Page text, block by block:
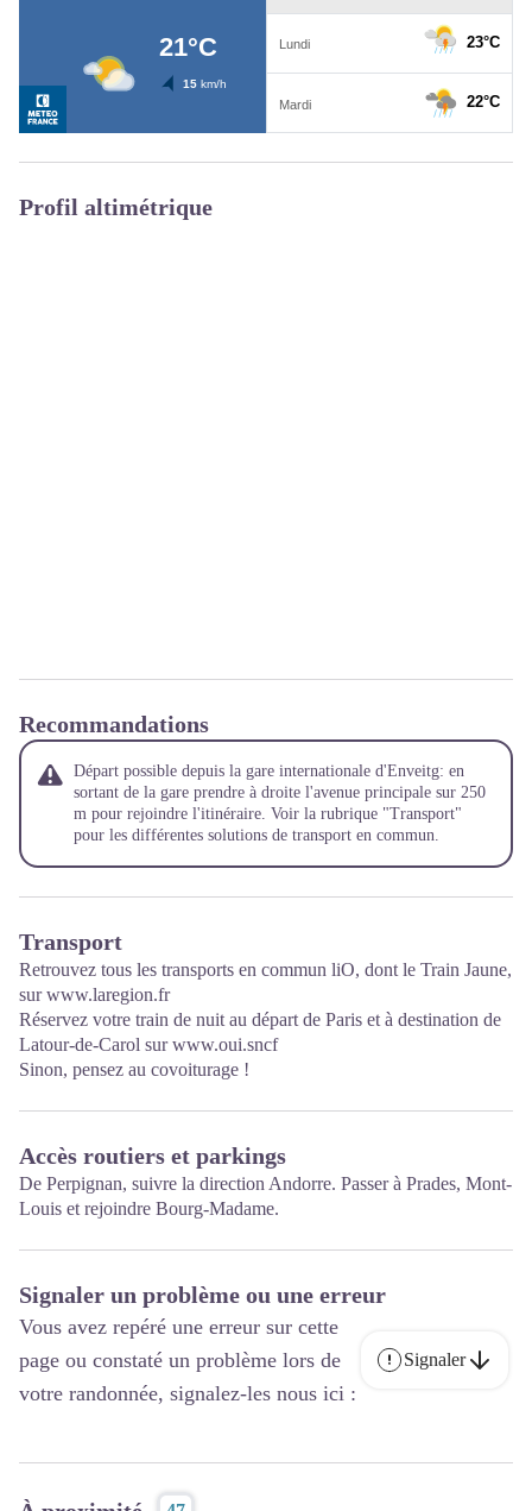
Profil altimétrique
Recommandations
Départ possible depuis la gare internationale d'Enveitg: en
sortant de la gare prendre à droite l'avenue principale sur 250
m pour rejoindre l'itinéraire. Voir la rubrique "Transport"
pour les différentes solutions de transport en commun.
Transport
Retrouvez tous les transports en commun liO, dont le Train Jaune,
surwww.laregion.fr
Réservez votre train de nuit au départ de Paris et à destination de
Latour-de-Carol surwww.oui.sncf
Sinon, pensez au covoiturage !
Accès routiers et parkings
De Perpignan, suivre la direction Andorre. Passer à Prades, Mont-
Louis et rejoindre Bourg-Madame.
Signaler un problème ou une erreur
Vous avez repéré une erreur sur cette
page ou constaté un problème lors de
votre randonnée, signalez-les nous ici :
Signaler